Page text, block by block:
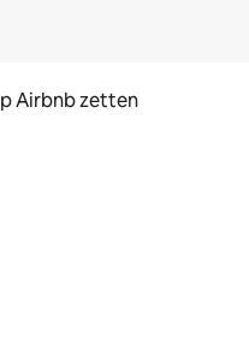
Airbnb zetten